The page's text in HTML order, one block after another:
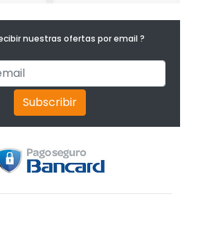
nuestras ofertas por email ?
Subscribir